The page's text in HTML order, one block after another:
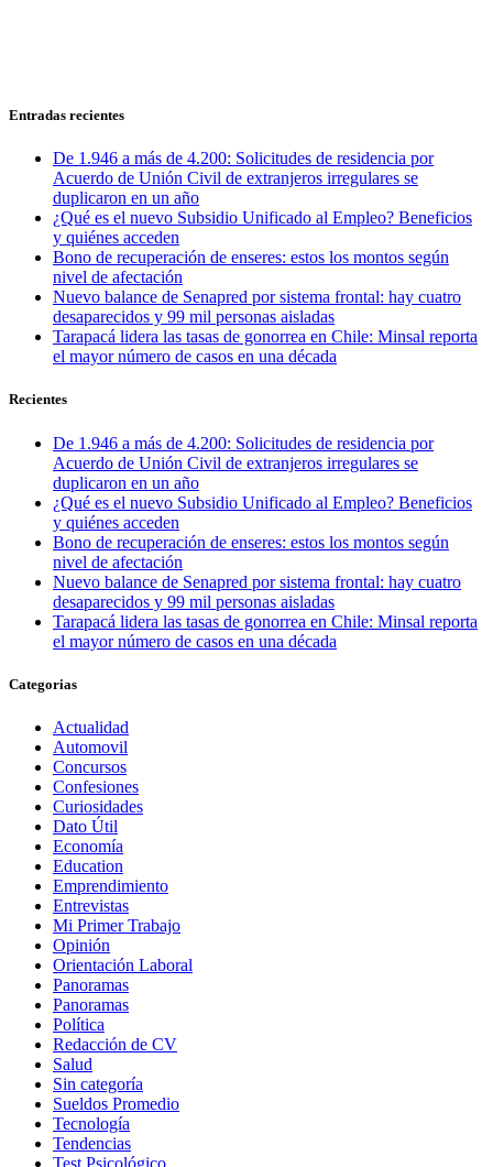
Entradas recientes
De 1.946 a más de 4.200: Solicitudes de residencia por
Acuerdo de Unión Civil de extranjeros irregulares se
duplicaron en un año
¿Qué es el nuevo Subsidio Unificado al Empleo? Beneficios
y quiénes acceden
Bono de recuperación de enseres: estos los montos según
nivel de afectación
Nuevo balance de Senapred por sistema frontal: hay cuatro
desaparecidos y 99 mil personas aisladas
Tarapacá lidera las tasas de gonorrea en Chile: Minsal reporta
el mayor número de casos en una década
Recientes
De 1.946 a más de 4.200: Solicitudes de residencia por
Acuerdo de Unión Civil de extranjeros irregulares se
duplicaron en un año
¿Qué es el nuevo Subsidio Unificado al Empleo? Beneficios
y quiénes acceden
Bono de recuperación de enseres: estos los montos según
nivel de afectación
Nuevo balance de Senapred por sistema frontal: hay cuatro
desaparecidos y 99 mil personas aisladas
Tarapacá lidera las tasas de gonorrea en Chile: Minsal reporta
el mayor número de casos en una década
Categorias
Actualidad
Automovil
Concursos
Confesiones
Curiosidades
Dato Útil
Economía
Education
Emprendimiento
Entrevistas
Mi Primer Trabajo
Opinión
Orientación Laboral
Panoramas
Panoramas
Política
Redacción de CV
Salud
Sin categoría
Sueldos Promedio
Tecnología
Tendencias
Test Psicológico